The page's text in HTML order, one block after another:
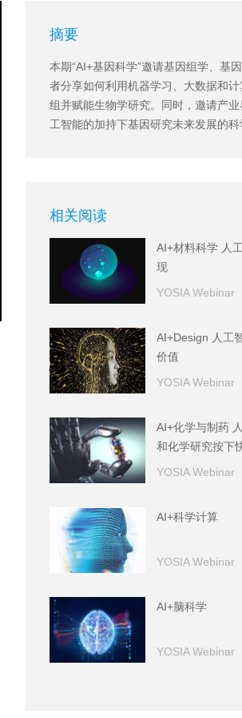
摘要
本期“AI+基因科学”邀请基因组学、基
者分享如何利用机器学习、大数据和
组并赋能生物学研究。同时，邀请产
工智能的加持下基因研究未来发展的科
相关阅读
AI+材料科学 人
现
YOSIA Webinar
AI+Design 人工
价值
YOSIA Webinar
AI+化学与制药
和化学研究按下
YOSIA Webinar
AI+科学计算
YOSIA Webinar
AI+脑科学
YOSIA Webinar